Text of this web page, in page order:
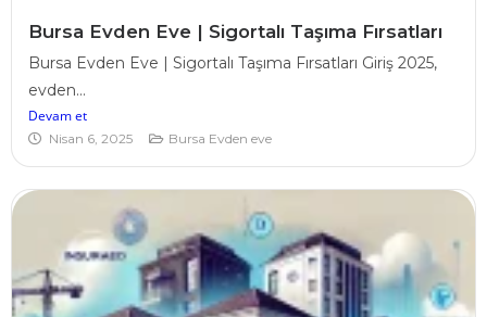
Bursa Evden Eve | Sigortalı Taşıma Fırsatları
Bursa Evden Eve | Sigortalı Taşıma Fırsatları Giriş 2025,
evden...
Devam et
Nisan 6, 2025 Bursa Evden eve